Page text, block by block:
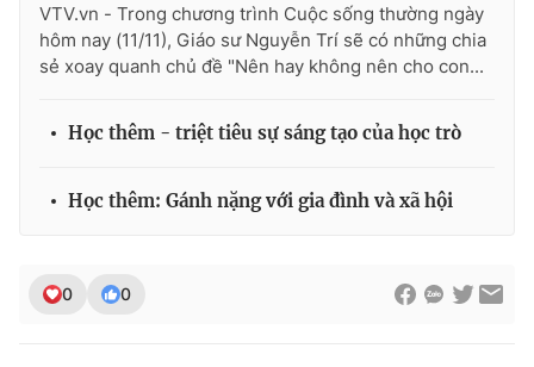
VTV4 Vươn mình bằng AI
THỜI BÁO VTV
VTV.vn - Trong chương trình Cuộc sống thường ngày
hôm nay (11/11), Giáo sư Nguyễn Trí sẽ có những chia
sẻ xoay quanh chủ đề "Nên hay không nên cho con...
Học thêm - triệt tiêu sự sáng tạo của học trò
Học thêm: Gánh nặng với gia đình và xã hội
0 0